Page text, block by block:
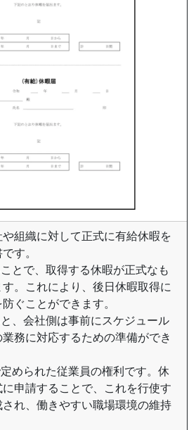
組織に対して正式に有給休暇を
す。
とで、取得する休暇が正式なも
。これにより、後日休暇取得に
ぐことができます。
、会社側は事前にスケジュール
務に対応するための準備ができ
められた従業員の権利です。休
申請することで、これを行使す
れ、働きやすい職場環境の維持